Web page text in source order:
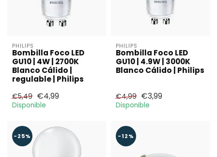
PHILIPS
Bombilla Foco LED
GU10 | 4W | 2700K
Blanco Cálido |
regulable | Philips
€5,49 €4,99
Disponible
PHILIPS
Bombilla Foco LED
GU10 | 4.9W | 3000K
Blanco Cálido | Philips
€4,99 €3,99
Disponible
-25% -12%